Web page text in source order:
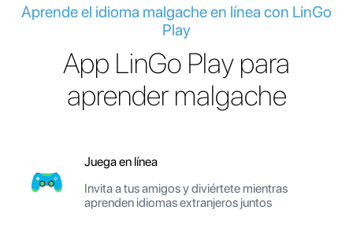
Aprende el idioma malgache en línea con LinGo
Play
App LinGo Play para
aprender malgache
Juega en línea
Invita a tus amigos y diviértete mientras
aprenden idiomas extranjeros juntos